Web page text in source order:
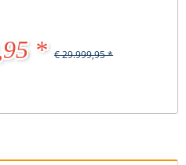
* € 29.999,95 *